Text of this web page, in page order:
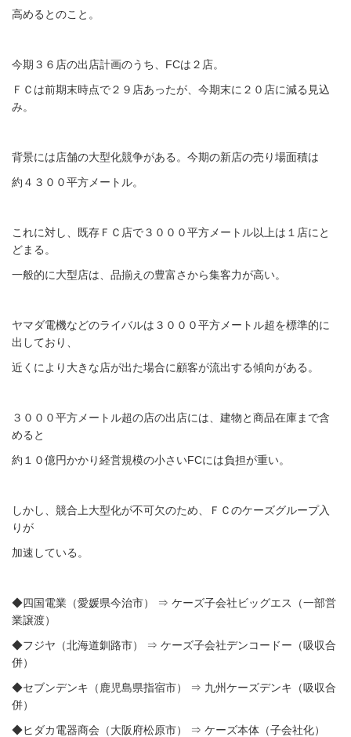
高めるとのこと。
今期３６店の出店計画のうち、FCは２店。
ＦＣは前期末時点で２９店あったが、今期末に２０店に減る見込
み。
背景には店舗の大型化競争がある。今期の新店の売り場面積は
約４３００平方メートル。
これに対し、既存ＦＣ店で３０００平方メートル以上は１店にと
どまる。
一般的に大型店は、品揃えの豊富さから集客力が高い。
ヤマダ電機などのライバルは３０００平方メートル超を標準的に
出しており、
近くにより大きな店が出た場合に顧客が流出する傾向がある。
３０００平方メートル超の店の出店には、建物と商品在庫まで含
めると
約１０億円かかり経営規模の小さいFCには負担が重い。
しかし、競合上大型化が不可欠のため、ＦＣのケーズグループ入
りが
加速している。
◆四国電業（愛媛県今治市） ⇒ ケーズ子会社ビッグエス（一部営
業譲渡）
◆フジヤ（北海道釧路市） ⇒ ケーズ子会社デンコードー（吸収合
併）
◆セブンデンキ（鹿児島県指宿市） ⇒ 九州ケーズデンキ（吸収合
併）
◆ヒダカ電器商会（大阪府松原市） ⇒ ケーズ本体（子会社化）